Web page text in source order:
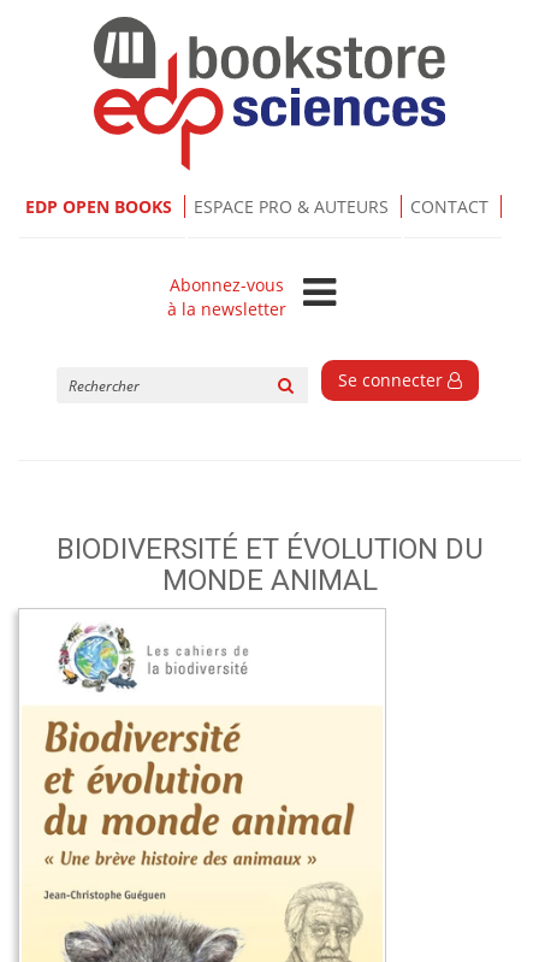
EDP OPEN BOOKS ESPACE PRO & AUTEURS CONTACT
Abonnez-vous
à la newsletter
Se connecter
BIODIVERSITÉ ET ÉVOLUTION DU
MONDE ANIMAL